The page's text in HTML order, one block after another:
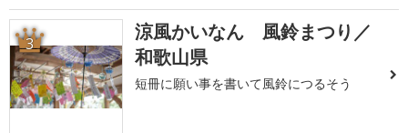
3
涼風かいなん 風鈴まつり／
和歌山県
短冊に願い事を書いて風鈴につるそう